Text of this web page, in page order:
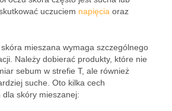
uczuciem napięcia oraz
mieszana wymaga szczególnego
Należy dobierać produkty, które nie
sebum w strefie T, ale również
suche. Oto kilka cech
skóry mieszanej: